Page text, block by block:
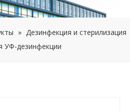
» Дезинфекция и стерилизация
УФ-дезинфекции